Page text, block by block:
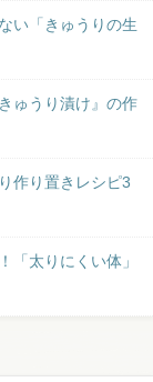
い「きゅうりの生
ゅうり漬け』の作
作り置きレシピ3
太りにくい体」